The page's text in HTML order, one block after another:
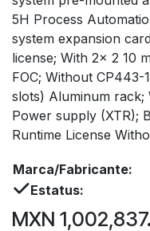
5H Process
system expansion
license; With 2x 2 10
FOC; Without CP443-
slots) Aluminum rack;
Power supply (XTR);
Runtime License
Marca/Fabricante:
Estatus:
MXN